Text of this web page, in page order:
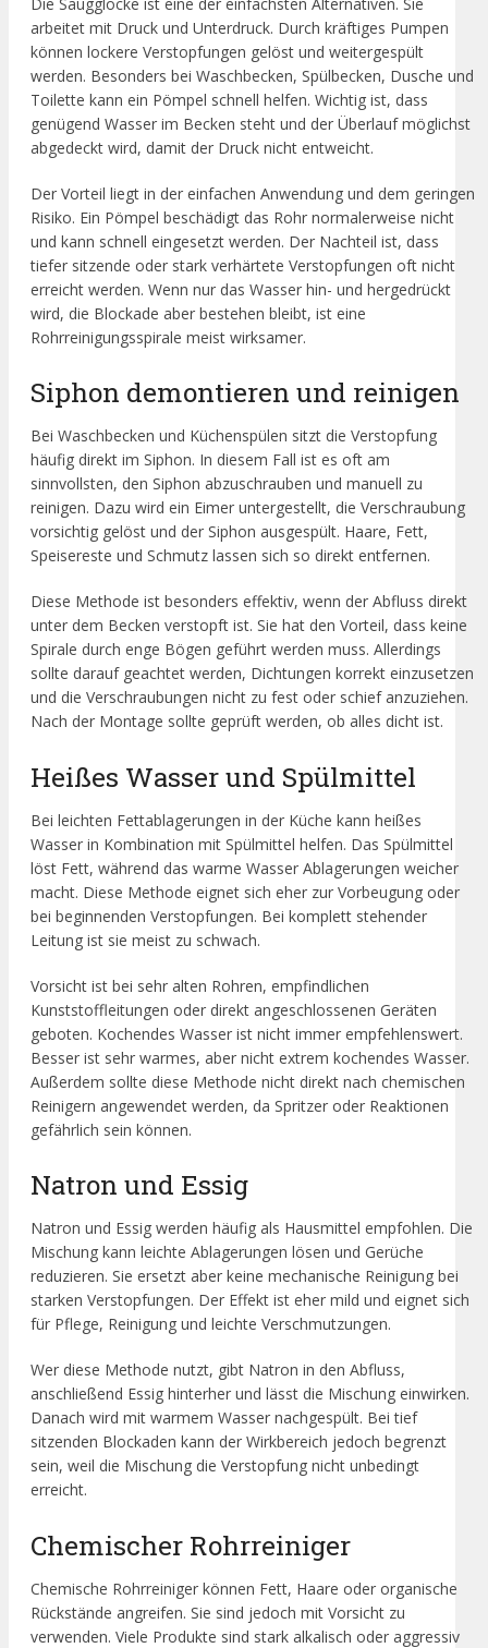
arbeitet mit Druck und Unterdruck. Durch kräftiges Pumpen
können lockere Verstopfungen gelöst und weitergespült
werden. Besonders bei Waschbecken, Spülbecken, Dusche und
Toilette kann ein Pömpel schnell helfen. Wichtig ist, dass
genügend Wasser im Becken steht und der Überlauf möglichst
abgedeckt wird, damit der Druck nicht entweicht.
Der Vorteil liegt in der einfachen Anwendung und dem geringen
Risiko. Ein Pömpel beschädigt das Rohr normalerweise nicht
und kann schnell eingesetzt werden. Der Nachteil ist, dass
tiefer sitzende oder stark verhärtete Verstopfungen oft nicht
erreicht werden. Wenn nur das Wasser hin- und hergedrückt
wird, die Blockade aber bestehen bleibt, ist eine
Rohrreinigungsspirale meist wirksamer.
Siphon demontieren und reinigen
Bei Waschbecken und Küchenspülen sitzt die Verstopfung
häufig direkt im Siphon. In diesem Fall ist es oft am
sinnvollsten, den Siphon abzuschrauben und manuell zu
reinigen. Dazu wird ein Eimer untergestellt, die Verschraubung
vorsichtig gelöst und der Siphon ausgespült. Haare, Fett,
Speisereste und Schmutz lassen sich so direkt entfernen.
Diese Methode ist besonders effektiv, wenn der Abfluss direkt
unter dem Becken verstopft ist. Sie hat den Vorteil, dass keine
Spirale durch enge Bögen geführt werden muss. Allerdings
sollte darauf geachtet werden, Dichtungen korrekt einzusetzen
und die Verschraubungen nicht zu fest oder schief anzuziehen.
Nach der Montage sollte geprüft werden, ob alles dicht ist.
Heißes Wasser und Spülmittel
Bei leichten Fettablagerungen in der Küche kann heißes
Wasser in Kombination mit Spülmittel helfen. Das Spülmittel
löst Fett, während das warme Wasser Ablagerungen weicher
macht. Diese Methode eignet sich eher zur Vorbeugung oder
bei beginnenden Verstopfungen. Bei komplett stehender
Leitung ist sie meist zu schwach.
Vorsicht ist bei sehr alten Rohren, empfindlichen
Kunststoffleitungen oder direkt angeschlossenen Geräten
geboten. Kochendes Wasser ist nicht immer empfehlenswert.
Besser ist sehr warmes, aber nicht extrem kochendes Wasser.
Außerdem sollte diese Methode nicht direkt nach chemischen
Reinigern angewendet werden, da Spritzer oder Reaktionen
gefährlich sein können.
Natron und Essig
Natron und Essig werden häufig als Hausmittel empfohlen. Die
Mischung kann leichte Ablagerungen lösen und Gerüche
reduzieren. Sie ersetzt aber keine mechanische Reinigung bei
starken Verstopfungen. Der Effekt ist eher mild und eignet sich
für Pflege, Reinigung und leichte Verschmutzungen.
Wer diese Methode nutzt, gibt Natron in den Abfluss,
anschließend Essig hinterher und lässt die Mischung einwirken.
Danach wird mit warmem Wasser nachgespült. Bei tief
sitzenden Blockaden kann der Wirkbereich jedoch begrenzt
sein, weil die Mischung die Verstopfung nicht unbedingt
erreicht.
Chemischer Rohrreiniger
Chemische Rohrreiniger können Fett, Haare oder organische
Rückstände angreifen. Sie sind jedoch mit Vorsicht zu
verwenden. Viele Produkte sind stark alkalisch oder aggressiv